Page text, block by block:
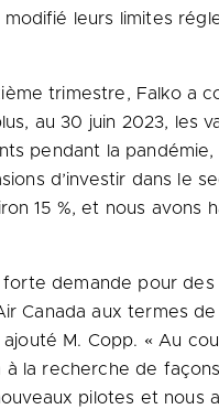
leurs limites
trimestre, Falko a
au 30 juin 2023, les
pendant la
d’investir dans le
15 %, et nous avons
demande pour des
Canada aux termes
M. Copp. « Au
la recherche de
pilotes et nous